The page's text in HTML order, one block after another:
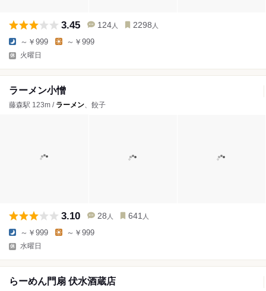
3.45 124 人 2298 人
～￥999 ～￥999
火曜日
ラーメン小憎
藤森駅 123m / ラーメン、餃子
3.10 28 人 641 人
～￥999 ～￥999
水曜日
らーめん門扇 伏水酒蔵店